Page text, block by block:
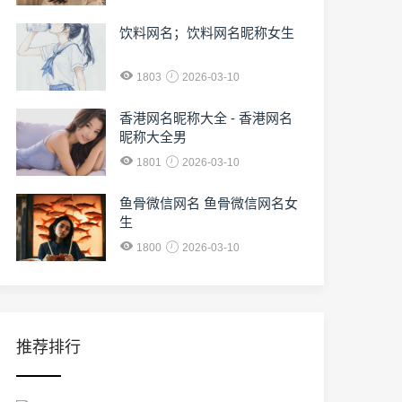
饮料网名；饮料网名昵称女生
1803 2026-03-10
香港网名昵称大全 - 香港网名
昵称大全男
1801 2026-03-10
鱼骨微信网名 鱼骨微信网名女
生
1800 2026-03-10
推荐排行